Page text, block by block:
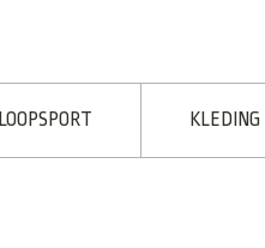
LOOPSPORT KLEDING